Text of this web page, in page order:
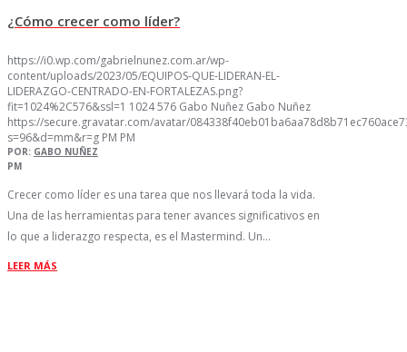
¿Cómo crecer como líder?
https://i0.wp.com/gabrielnunez.com.ar/wp-
content/uploads/2023/05/EQUIPOS-QUE-LIDERAN-EL-
LIDERAZGO-CENTRADO-EN-FORTALEZAS.png?
fit=1024%2C576&ssl=1 1024576 Gabo Nuñez Gabo Nuñez
https://secure.gravatar.com/avatar/
s=96&d=mm&r=g PM PM
POR: GABO NUÑEZ
PM
Crecer como líder es una tarea que nos llevará toda la vida.
Una de las herramientas para tener avances significativos en
lo que a liderazgo respecta, es el Mastermind. Un…
LEER MÁS